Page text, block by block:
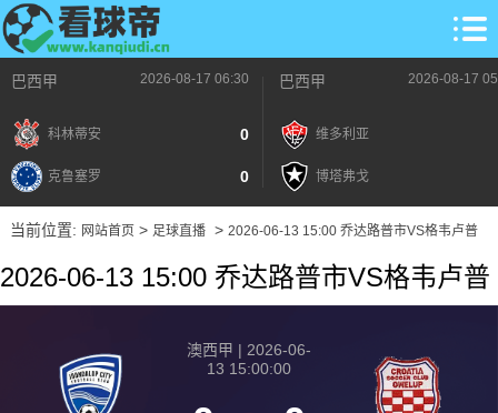
巴西甲 2026-08-17 06:30
科林蒂安 0
克鲁塞罗 0
巴西甲 2026-08-17
维多利亚
博塔弗戈
当前位置: 网站首页> 足球直播> 2026-06-13 15:00 乔达路普市VS格韦卢普
2026-06-13 15:00 乔达路普市VS格韦卢普
澳西甲 | 2026-06-
13 15:00:00